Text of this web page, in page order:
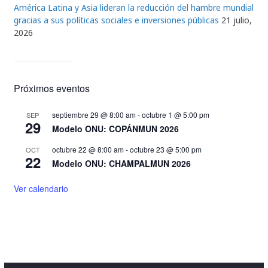
América Latina y Asia lideran la reducción del hambre mundial
gracias a sus políticas sociales e inversiones públicas 21 julio,
2026
Próximos eventos
SEP
29
septiembre 29 @ 8:00 am-octubre 1 @ 5:00 pm
Modelo ONU: COPÁNMUN 2026
OCT
22
octubre 22 @ 8:00 am-octubre 23 @ 5:00 pm
Modelo ONU: CHAMPALMUN 2026
Ver calendario